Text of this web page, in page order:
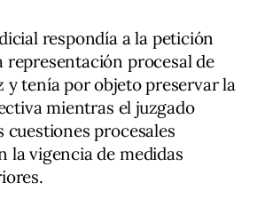
respondía a la petición
representación procesal de
y tenía por objeto preservar la
mientras el juzgado
cuestiones procesales
la vigencia de medidas